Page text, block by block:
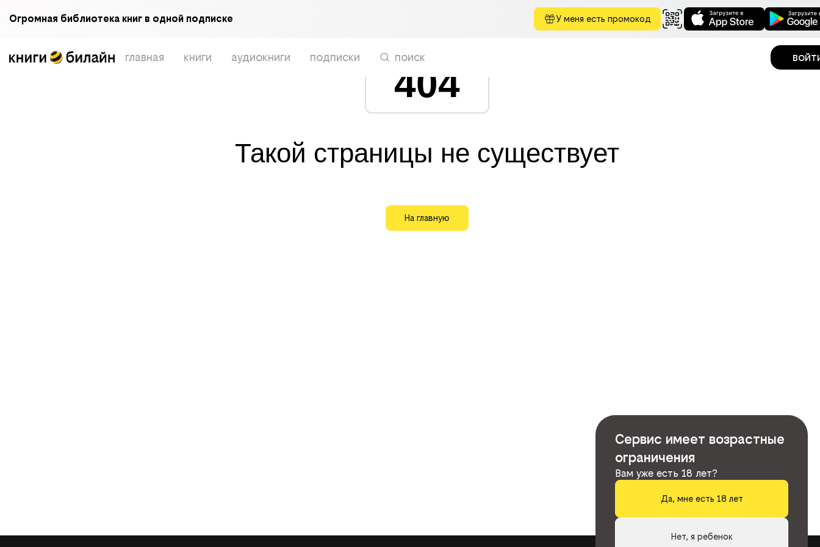
Огромная библиотека книг в одной подписке У меня есть промокод
главная книги аудиокниги подписки поиск
404
Такой страницы не существует
На главную
Сервис имеет возрастные
ограничения
Вам уже есть 18 лет?
Да, мне есть 18 лет
Нет, я ребенок